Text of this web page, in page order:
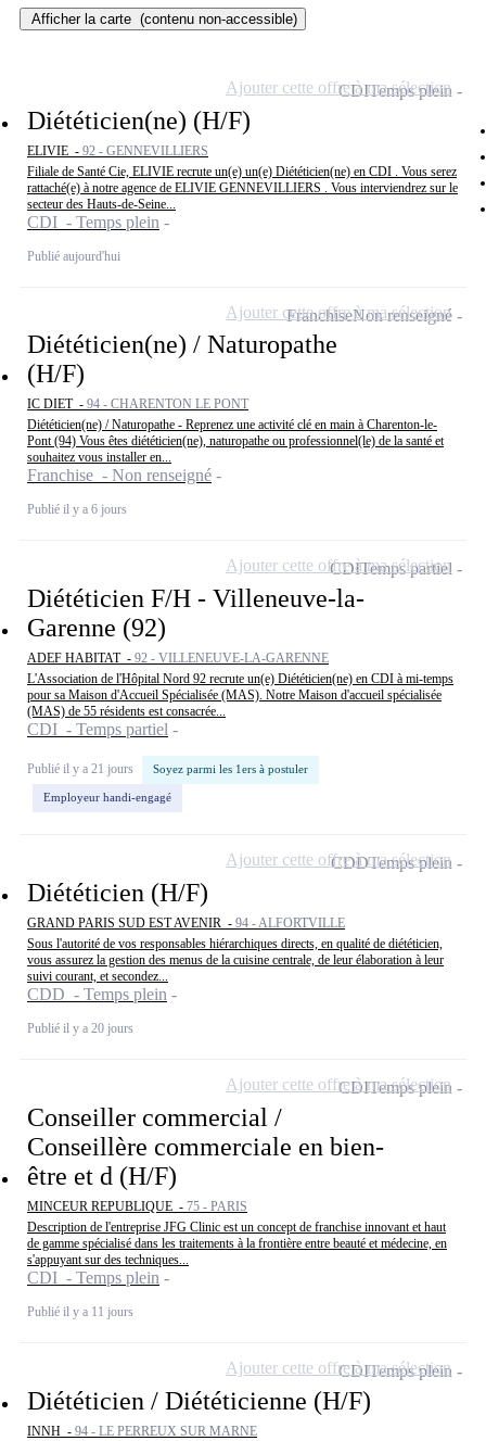
Afficher la carte (contenu non-accessible)
Diététicien(ne) (H/F)
ELIVIE - 92 - GENNEVILLIERS
Filiale de Santé Cie, ELIVIE recrute un(e) un(e) Diététicien(ne) en CDI . Vous serez
rattaché(e) à notre agence de ELIVIE GENNEVILLIERS . Vous interviendrez sur le
secteur des Hauts-de-Seine...
CDI - Temps plein
Publié aujourd'hui
CDITemps plein
Ajouter cette offre à ma sélection
Diététicien(ne) / Naturopathe
(H/F)
IC DIET - 94 - CHARENTON LE PONT
Diététicien(ne) / Naturopathe - Reprenez une activité clé en main à Charenton-le-
Pont (94) Vous êtes diététicien(ne), naturopathe ou professionnel(le) de la santé et
souhaitez vous installer en...
Franchise - Non renseigné
Publié il y a 6 jours
FranchiseNon renseigné
Ajouter cette offre à ma sélection
Diététicien F/H - Villeneuve-la-
Garenne (92)
ADEF HABITAT - 92 - VILLENEUVE-LA-GARENNE
L'Association de l'Hôpital Nord 92 recrute un(e) Diététicien(ne) en CDI à mi-temps
pour sa Maison d'Accueil Spécialisée (MAS). Notre Maison d'accueil spécialisée
(MAS) de 55 résidents est consacrée...
CDI - Temps partiel
Publié il y a 21 jours Soyez parmi les 1ers à postuler
Employeur handi-engagé
CDITemps partiel
Ajouter cette offre à ma sélection
Diététicien (H/F)
GRAND PARIS SUD EST AVENIR - 94 - ALFORTVILLE
Sous l'autorité de vos responsables hiérarchiques directs, en qualité de diététicien,
vous assurez la gestion des menus de la cuisine centrale, de leur élaboration à leur
suivi courant, et secondez...
CDD - Temps plein
Publié il y a 20 jours
CDDTemps plein
Ajouter cette offre à ma sélection
Conseiller commercial /
Conseillère commerciale en bien-
être et d (H/F)
MINCEUR REPUBLIQUE - 75 - PARIS
Description de l'entreprise JFG Clinic est un concept de franchise innovant et haut
de gamme spécialisé dans les traitements à la frontière entre beauté et médecine, en
s'appuyant sur des techniques...
CDI - Temps plein
Publié il y a 11 jours
CDITemps plein
Ajouter cette offre à ma sélection
Diététicien / Diététicienne (H/F)
INNH - 94 - LE PERREUX SUR MARNE
CDITemps plein
Ajouter cette offre à ma sélection